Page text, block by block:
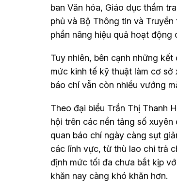
ban Văn hóa, Giáo dục thẩm
phủ và Bộ Thông tin và
phần nâng hiệu quả hoạt
Tuy nhiên, bên cạnh những
mức kinh tế kỹ thuật làm cơ
báo chí vẫn còn nhiều vướng
Theo đại biểu Trần Thị Thanh
hội trên các nền tảng số
quan báo chí ngày càng sụt
các lĩnh vực, từ thù lao chi trả
định mức tối đa chưa bắt kịp
khăn nay càng khó khăn hơn.